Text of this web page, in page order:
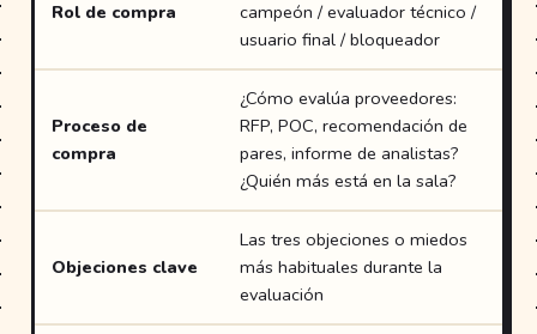
Rol de compra
campeón / evaluador técnico /
usuario final / bloqueador
Proceso de
compra
¿Cómo evalúa proveedores:
RFP, POC, recomendación de
pares, informe de analistas?
¿Quién más está en la sala?
Objeciones clave
Las tres objeciones o miedos
más habituales durante la
evaluación